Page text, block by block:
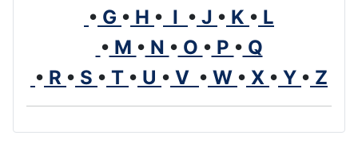
• G • H • I • J • K • L
• M • N • O • P • Q
• R • S • T • U • V • W • X • Y • Z